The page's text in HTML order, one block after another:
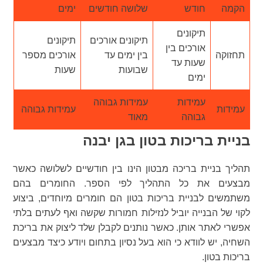
הקמה חודש שלושה חודשים ימים
תחזוקה
תיקונים
אורכים בין
שעות עד
ימים
תיקונים אורכים
בין ימים עד
שבועות
תיקונים
אורכים מספר
שעות
עמידות
עמידות
גבוהה
עמידות גבוהה
מאוד
עמידות גבוהה
בניית בריכות בטון בגן יבנה
תהליך בניית בריכה מבטון הינו בין חודשיים לשלושה כאשר
מבצעים את כל התהליך לפי הספר. החומרים בהם
משתמשים לבניית בריכות בטון הם חומרים מיוחדים, ביצוע
לקוי של הבנייה יוביל לנזילות חמורות שקשה ואף לעתים בלתי
אפשרי לאתר אותן. כאשר נותנים לקבלן שלד ליצוק את בריכת
השחיה, יש לוודא כי הוא בעל נסיון בתחום ויודע כיצד מבצעים
בריכות בטון.